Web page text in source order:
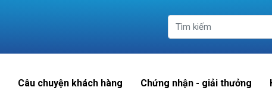
Câu chuyện khách hàng Chứng nhận - giải thưởng